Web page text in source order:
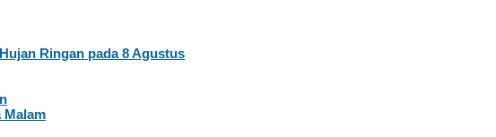
Ringan pada 8 Agustus
Malam